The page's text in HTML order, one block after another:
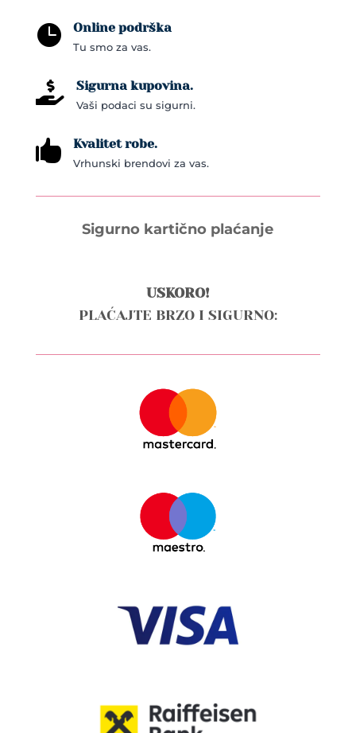
 Online podrška
Tu smo za vas.
 Sigurna kupovina.
Vaši podaci su sigurni.
 Kvalitet robe.
Vrhunski brendovi za vas.
Sigurno kartično plaćanje
USKORO!
PLAĆAJTE BRZO I SIGURNO: